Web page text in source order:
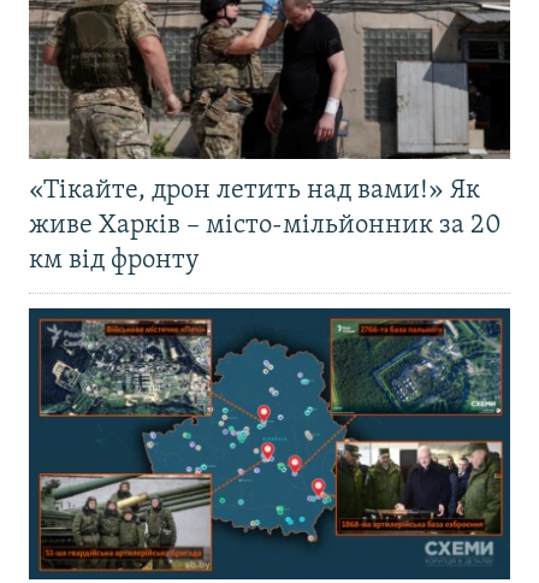
«Тікайте, дрон летить над вами!» Як
живе Харків – місто-мільйонник за 20
км від фронту